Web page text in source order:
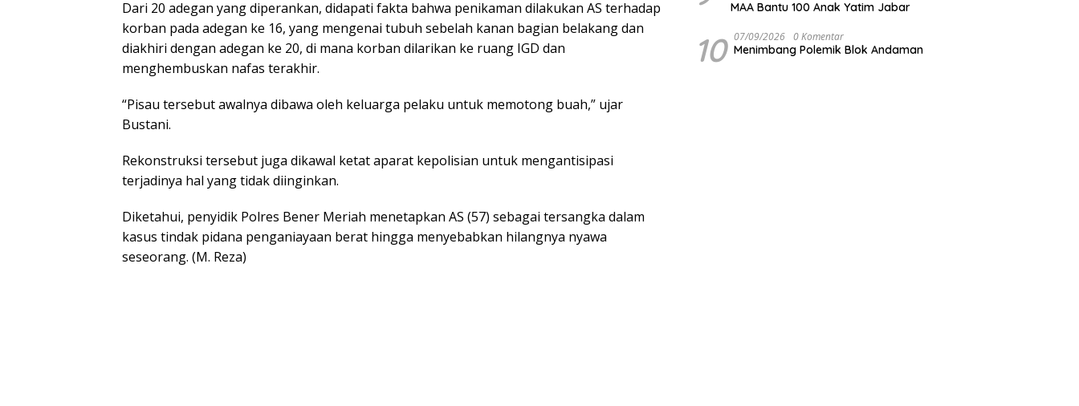
Dari 20 adegan yang diperankan, didapati fakta bahwa penikaman dilakukan AS terhadap
korban pada adegan ke 16, yang mengenai tubuh sebelah kanan bagian belakang dan
diakhiri dengan adegan ke 20, di mana korban dilarikan ke ruang IGD dan
menghembuskan nafas terakhir.
“Pisau tersebut awalnya dibawa oleh keluarga pelaku untuk memotong buah,” ujar
Bustani.
Rekonstruksi tersebut juga dikawal ketat aparat kepolisian untuk mengantisipasi
terjadinya hal yang tidak diinginkan.
Diketahui, penyidik Polres Bener Meriah menetapkan AS (57) sebagai tersangka dalam
kasus tindak pidana penganiayaan berat hingga menyebabkan hilangnya nyawa
seseorang. (M. Reza)
MAA Bantu 100 Anak Yatim Jabar
10 07/09/2026 0 Komentar
Menimbang Polemik Blok Andaman